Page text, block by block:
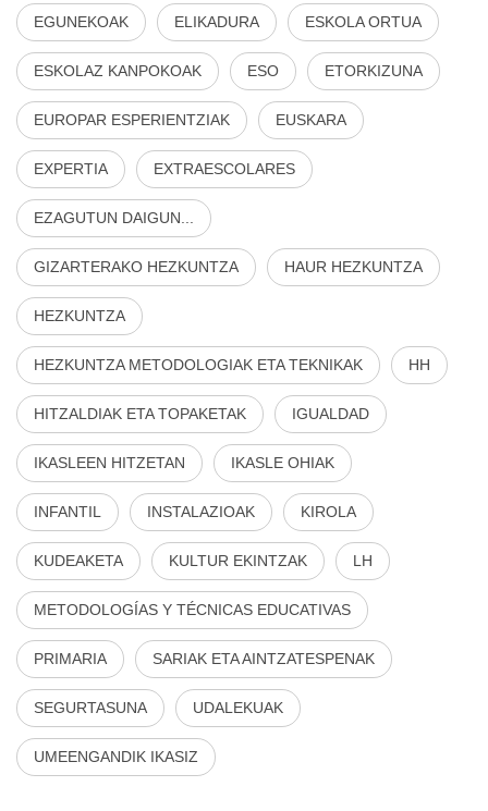
EGUNEKOAK ELIKADURA ESKOLA ORTUA
ESKOLAZ KANPOKOAK ESO ETORKIZUNA
EUROPAR ESPERIENTZIAK EUSKARA
EXPERTIA EXTRAESCOLARES
EZAGUTUN DAIGUN...
GIZARTERAKO HEZKUNTZA HAUR HEZKUNTZA
HEZKUNTZA
HEZKUNTZA METODOLOGIAK ETA TEKNIKAK HH
HITZALDIAK ETA TOPAKETAK IGUALDAD
IKASLEEN HITZETAN IKASLE OHIAK
INFANTIL INSTALAZIOAK KIROLA
KUDEAKETA KULTUR EKINTZAK LH
METODOLOGÍAS Y TÉCNICAS EDUCATIVAS
PRIMARIA SARIAK ETA AINTZATESPENAK
SEGURTASUNA UDALEKUAK
UMEENGANDIK IKASIZ